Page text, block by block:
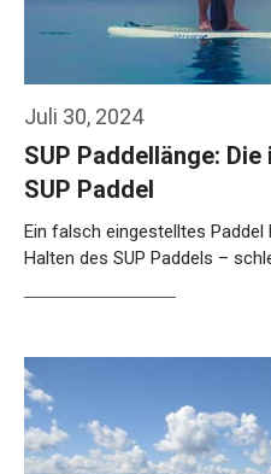
Juli 30, 2024
SUP Paddellänge:
SUP Paddel
Ein falsch eingestelltes
Halten des SUP Paddels –